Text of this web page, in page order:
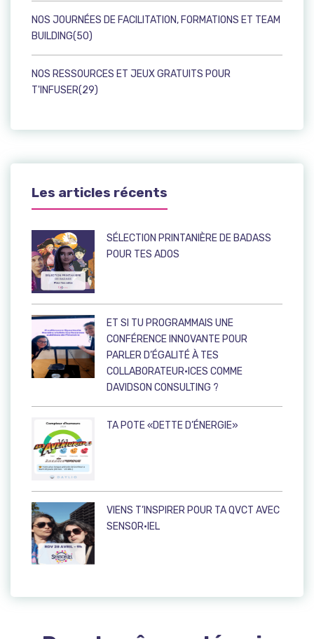
NOS JOURNÉES DE FACILITATION, FORMATIONS ET TEAM
BUILDING(50)
NOS RESSOURCES ET JEUX GRATUITS POUR
T'INFUSER(29)
Les articles récents
SÉLECTION PRINTANIÈRE DE BADASS
POUR TES ADOS
ET SI TU PROGRAMMAIS UNE
CONFÉRENCE INNOVANTE POUR
PARLER D’ÉGALITÉ À TES
COLLABORATEUR·ICES COMME
DAVIDSON CONSULTING ?
TA POTE «DETTE D’ÉNERGIE»
VIENS T’INSPIRER POUR TA QVCT AVEC
SENSOR·IEL